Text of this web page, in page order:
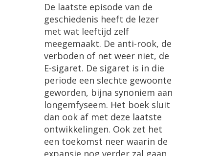
De laatste episode van de
geschiedenis heeft de lezer
met wat leeftijd zelf
meegemaakt. De anti-rook, de
verboden of net weer niet, de
E-sigaret. De sigaret is in die
periode een slechte gewoonte
geworden, bijna synoniem aan
longemfyseem. Het boek sluit
dan ook af met deze laatste
ontwikkelingen. Ook zet het
een toekomst neer waarin de
expansie nog verder zal gaan,